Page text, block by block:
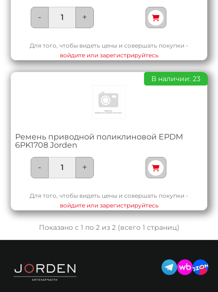
- +
Для того, чтобы видеть цены и совершать покупки -
войдите или зарегистрируйтесь
Ремень приводной поликлиновой EPDM
6PK1708 Jorden
В наличии: 23
- +
Для того, чтобы видеть цены и совершать покупки -
войдите или зарегистрируйтесь
Показано с 1 по 2 из 2 (всего 1 страниц)